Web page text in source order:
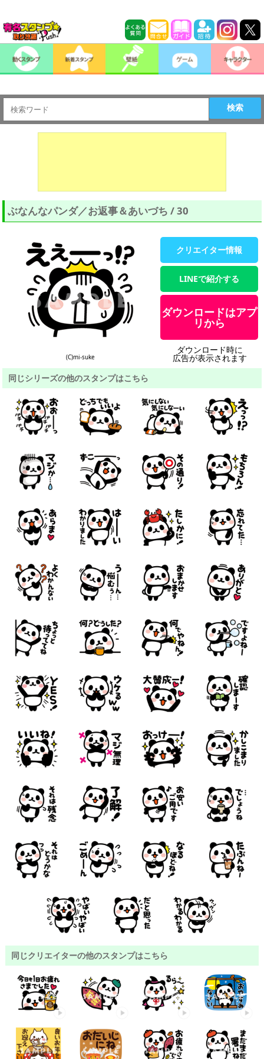
検索
ぶなんなパンダ／お返事＆あいづち / 30
(C)mi-suke
クリエイター情報
LINEで紹介する
ダウンロードはアプ
リから
ダウンロード時に
広告が表示されます
同じシリーズの他のスタンプはこちら
同じクリエイターの他のスタンプはこちら